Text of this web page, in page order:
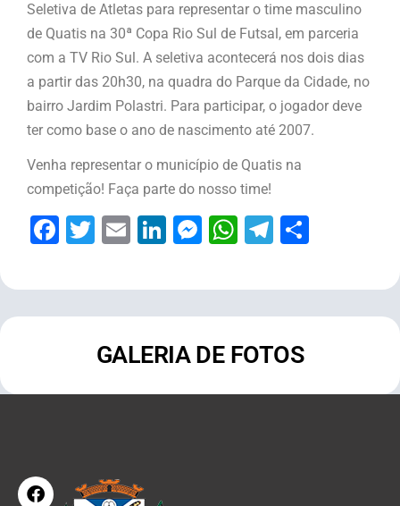
Seletiva de Atletas para representar o time masculino
de Quatis na 30ª Copa Rio Sul de Futsal, em parceria
com a TV Rio Sul. A seletiva acontecerá nos dois dias
a partir das 20h30, na quadra do Parque da Cidade, no
bairro Jardim Polastri. Para participar, o jogador deve
ter como base o ano de nascimento até 2007.
Venha representar o município de Quatis na
competição! Faça parte do nosso time!
Facebook
Twitter
EmailLinkedIn
Messenger
WhatsApp
Telegram
GALERIA DE FOTOS